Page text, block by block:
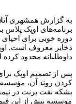
به گزارش همشهری
ذخایر معروف است.
داوطلبانه محدود
پس از تصمیم اوپک برای
کردن روند آن،
موسسه پیش از این